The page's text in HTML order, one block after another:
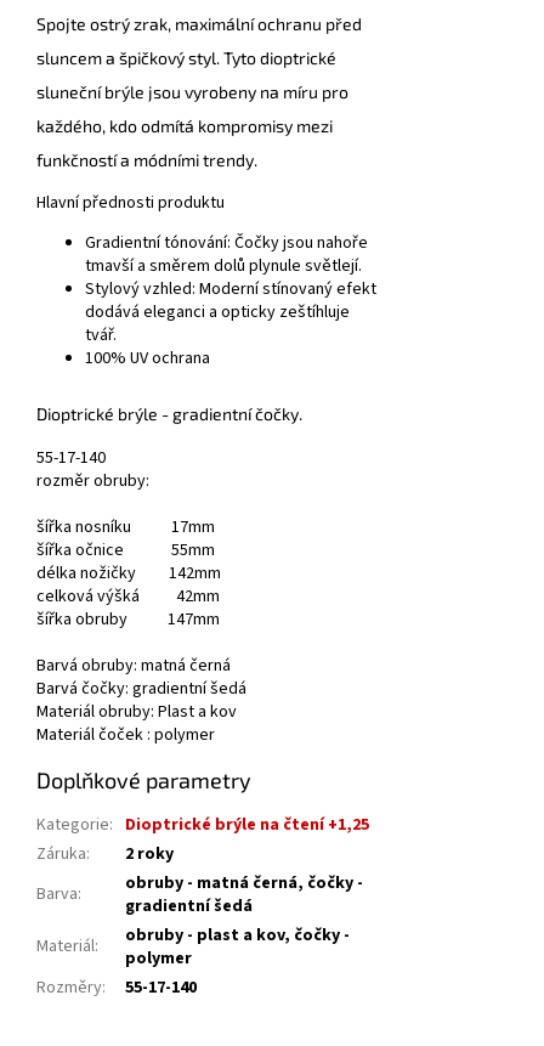
Spojte ostrý zrak, maximální ochranu před
sluncem a špičkový styl. Tyto dioptrické
sluneční brýle jsou vyrobeny na míru pro
každého, kdo odmítá kompromisy mezi
funkčností a módními trendy.
Hlavní přednosti produktu
Gradientní tónování: Čočky jsou nahoře
tmavší a směrem dolů plynule světlejí.
Stylový vzhled: Moderní stínovaný efekt
dodává eleganci a opticky zeštíhluje
tvář.
100% UV ochrana
Dioptrické brýle - gradientní čočky.
55-17-140
rozměr obruby:
šířka nosníku 17mm
šířka očnice 55mm
délka nožičky 142mm
celková výšká 42mm
šířka obruby 147mm
Barvá obruby: matná černá
Barvá čočky: gradientní šedá
Materiál obruby: Plast a kov
Materiál čoček : polymer
Doplňkové parametry
Kategorie: Dioptrické brýle na čtení +1,25
Záruka:
2 roky
Barva:
obruby - matná černá, čočky -
gradientní šedá
Materiál:
obruby - plast a kov, čočky -
polymer
Rozměry: 55-17-140